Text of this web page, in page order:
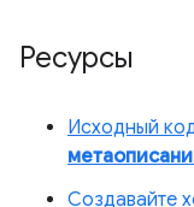
Ресурсы
Исходный
Создавайте